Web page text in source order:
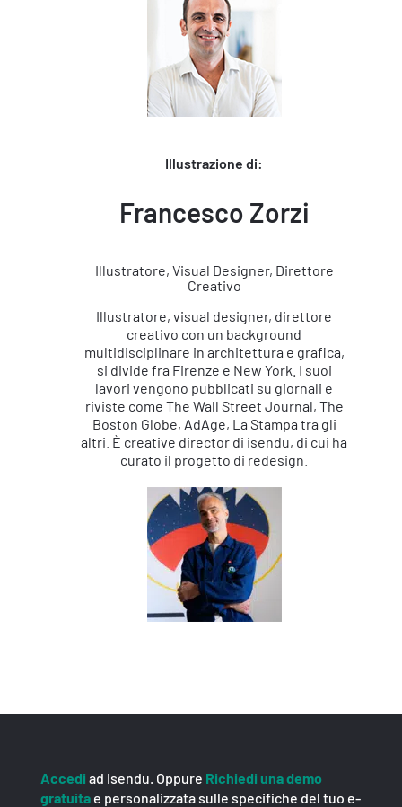
Illustrazione di:
Francesco Zorzi
Illustratore, Visual Designer, Direttore
Creativo
Illustratore, visual designer, direttore
creativo con un background
multidisciplinare in architettura e grafica,
si divide fra Firenze e New York. I suoi
lavori vengono pubblicati su giornali e
riviste come The Wall Street Journal, The
Boston Globe, AdAge, La Stampa tra gli
altri. È creative director di isendu, di cui ha
curato il progetto di redesign.
Accedi ad isendu. Oppure Richiedi una demo
gratuita e personalizzata sulle specifiche del tuo e-